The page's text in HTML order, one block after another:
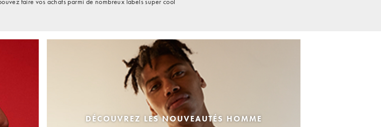
DÉCOUVREZ LES NOUVEAUTÉS HOMME